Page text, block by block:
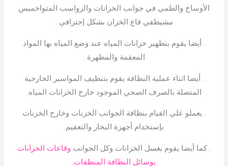
الأوساخ والطمي في جوانب الخزانات والرواسب المتواخميس
مشيطفي قاع الخزان بشكل إحترافي .
. أيضا يقوم بتطهير خزانات المياه عند وضع المياه بها المواد
المعقمة والمطهرة .
. أيضا اثناء عملية النظافة يقوم بتنظيف المواسير الخارجية
المتصلة بالصرف الصحي الموجود خارج الخزانات المياه.
. يعملو علي القيام بنظافة الجوانب الخزنات وخارج الخزنات
بإستخدام أجهزة البخار والتعقيم.
. كما أيضا يقوم بغسل الخزانات وكل الجوانب وقاعات الخزانات
بوسائل النظافة المنظفات.